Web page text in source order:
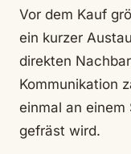
Vor dem Kauf
ein kurzer
direkten
Kommunikation
einmal an
gefräst wird.